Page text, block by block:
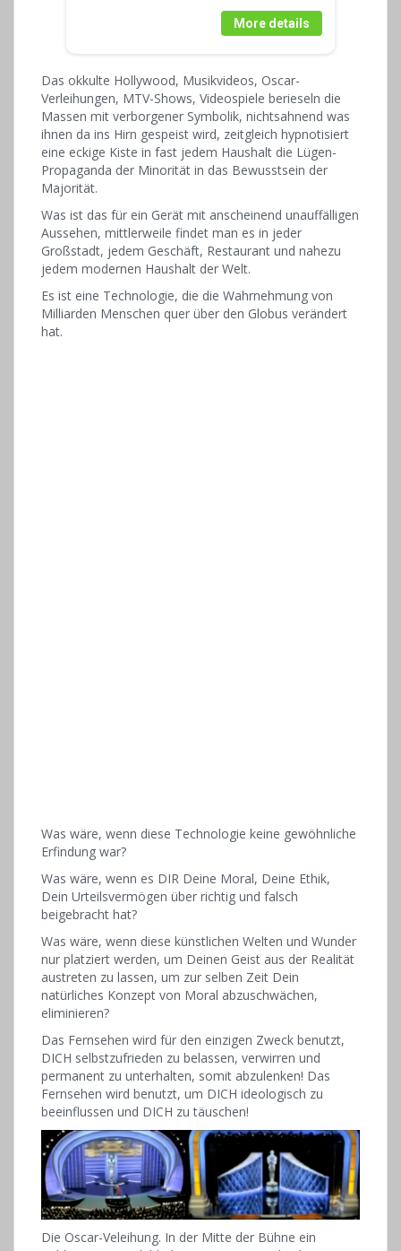
More details
Das okkulte Hollywood, Musikvideos, Oscar-
Verleihungen, MTV-Shows, Videospiele berieseln die
Massen mit verborgener Symbolik, nichtsahnend was
ihnen da ins Hirn gespeist wird, zeitgleich hypnotisiert
eine eckige Kiste in fast jedem Haushalt die Lügen-
Propaganda der Minorität in das Bewusstsein der
Majorität.
Was ist das für ein Gerät mit anscheinend unauffälligen
Aussehen, mittlerweile findet man es in jeder
Großstadt, jedem Geschäft, Restaurant und nahezu
jedem modernen Haushalt der Welt.
Es ist eine Technologie, die die Wahrnehmung von
Milliarden Menschen quer über den Globus verändert
hat.
Was wäre, wenn diese Technologie keine gewöhnliche
Erfindung war?
Was wäre, wenn es DIR Deine Moral, Deine Ethik,
Dein Urteilsvermögen über richtig und falsch
beigebracht hat?
Was wäre, wenn diese künstlichen Welten und Wunder
nur platziert werden, um Deinen Geist aus der Realität
austreten zu lassen, um zur selben Zeit Dein
natürliches Konzept von Moral abzuschwächen,
eliminieren?
Das Fernsehen wird für den einzigen Zweck benutzt,
DICH selbstzufrieden zu belassen, verwirren und
permanent zu unterhalten, somit abzulenken! Das
Fernsehen wird benutzt, um DICH ideologisch zu
beeinflussen und DICH zu täuschen!
Die Oscar-Veleihung. In der Mitte der Bühne ein